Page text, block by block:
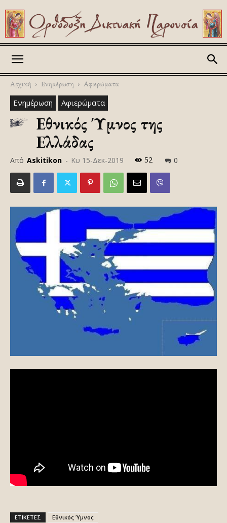
Αρχική Ενημέρωση Αφιερώματα
Ενημέρωση Αφιερώματα
Εθνικός Ύμνος της
Ελλάδας
Από Askitikon - Κυ 15-Δεκ-2019 52 0
ΕΤΙΚΕΤΕΣ Εθνικός Ύμνος